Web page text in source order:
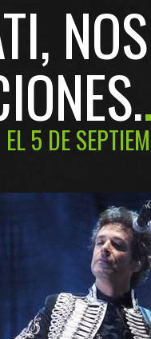
5 DE